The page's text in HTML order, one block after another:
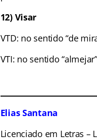
12) Visar
VTD: no sentido “de
VTI: no sentido
Elias Santana
Licenciado em Letras –